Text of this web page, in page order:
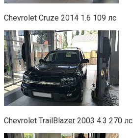
Chevrolet Cruze 2014 1.6 109 лс
Chevrolet TrailBlazer 2003 4.3 270 лс